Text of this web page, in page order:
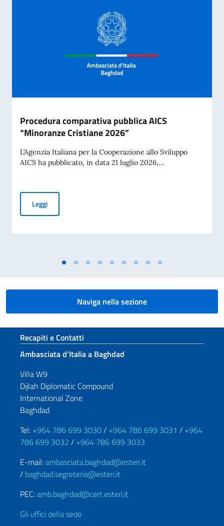
Procedura comparativa pubblica AICS
“Minoranze Cristiane 2026”
L’Agenzia Italiana per la Cooperazione allo Sviluppo
AICS ha pubblicato, in data 21 luglio 2026,...
LeggiProcedura comparativa pubblica AICS “Minoranze
Naviga nella sezione
Sezione footer
Recapiti e Contatti
Ambasciata d’Italia a Baghdad
Villa W9
Dijlah Diplomatic Compound
International Zone
Baghdad
Tel: +964 786 699 3030/ +964 786 699 3031 / +964
786 699 3032 / +964 786 699 3033
E-mail:ambasciata.baghdad@esteri.it
/ baghdad.segreteria@esteri.it
PEC:amb.baghdad@cert.esteri.it
Gli uffici della sede